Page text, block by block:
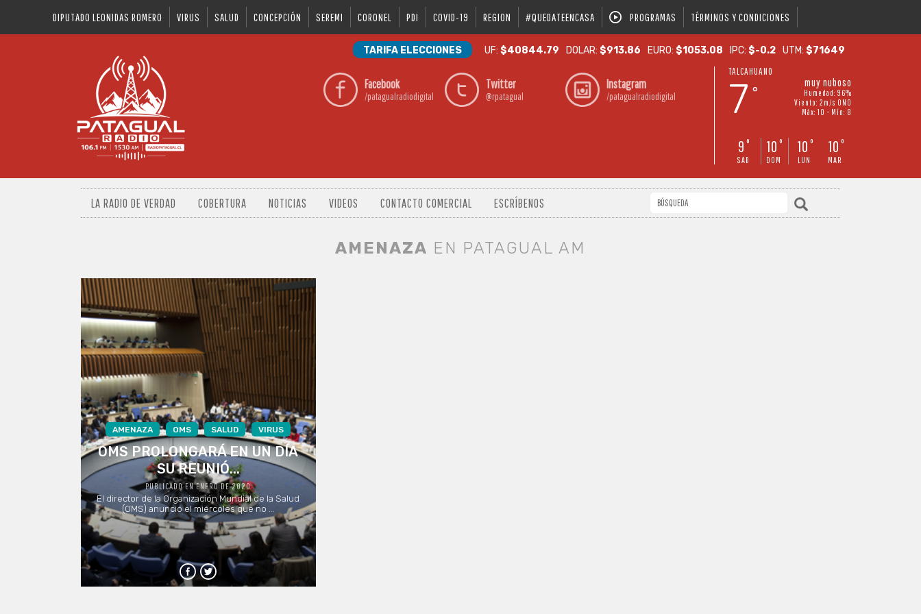
DIPUTADO LEONIDAS ROMERO VIRUS SALUD CONCEPCIÓN SEREMI CORONEL PDI COVID-19 REGION #QUEDATEENCASA PROGRAMAS TÉRMINOS Y CONDICIONES
TARIFA ELECCIONES UF:$40844.79 DOLAR:$913.86 EURO:$1053.08 IPC:$-0.2 UTM:$71649
Facebook
/patagualradiodigital
Twitter
@rpatagual
Instagram
/patagualradiodigital
TALCAHUANO
7 °
muy nuboso
Humedad: 96%
Viento: 2m/s ONO
Máx: 10 • Mín: 8
9 °
SAB
10 °
DOM
10 °
LUN
10 °
MAR
LA RADIO DE VERDAD COBERTURA NOTICIAS VIDEOS CONTACTO COMERCIAL ESCRÍBENOS
AMENAZA EN PATAGUAL AM
AMENAZA OMS SALUD VIRUS
OMS PROLONGARÁ EN UN DÍA
SU REUNIÓ...
PUBLICADO EN ENERO DE 2020
El director de la Organización Mundial de la Salud
(OMS) anunció el miércoles que no ...